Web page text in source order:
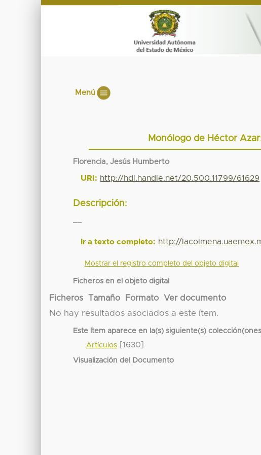
Menú
Monólogo de Héctor
Florencia, Jesús Humberto
URI: http://hdl.handle.net/20.500.11799/61629
Descripción:
Ir a texto completo: http://
Mostrar el registro completo del objeto digital
Ficheros en el objeto digital
Ficheros Tamaño Formato
Ver documento
No hay resultados asociados a este ítem.
Este ítem aparece en la(s) siguiente(s)
Artículos [1630]
Visualización del Documento